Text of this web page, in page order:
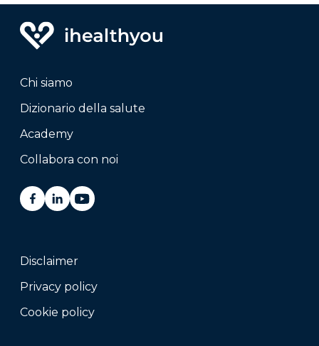
Chi siamo
Dizionario della salute
Academy
Collabora con noi
Disclaimer
Privacy policy
Cookie policy